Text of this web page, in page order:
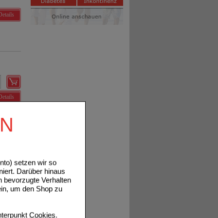
setzen wir so
Darüber hinaus
bevorzugte Verhalten
um den Shop zu
Cookies.
Details
Details